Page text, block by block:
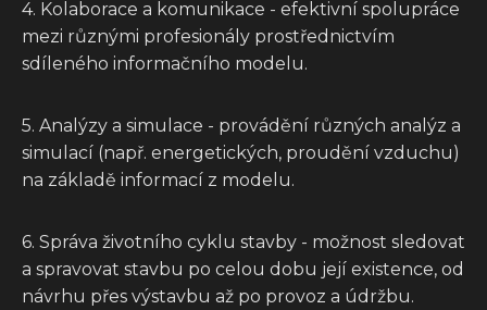
4. Kolaborace a komunikace - efektivní spolupráce
mezi různými profesionály prostřednictvím
sdíleného informačního modelu.
5. Analýzy a simulace - provádění různých analýz a
simulací (např. energetických, proudění vzduchu)
na základě informací z modelu.
6. Správa životního cyklu stavby - možnost sledovat
a spravovat stavbu po celou dobu její existence, od
návrhu přes výstavbu až po provoz a údržbu.